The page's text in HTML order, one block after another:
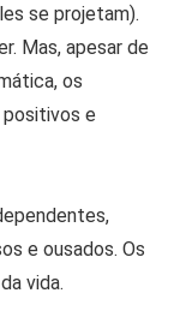
se projetam).
Mas, apesar de
os
e
e ousados. Os
vida.